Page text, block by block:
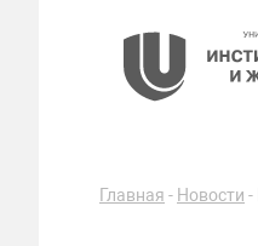
Главная - Новости -